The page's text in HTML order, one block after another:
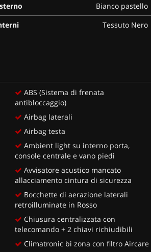
Bianco pastello
Tessuto Nero
ABS (Sistema di frenata
antibloccaggio)
Airbag laterali
Airbag testa
Ambient light su interno porta,
console centrale e vano piedi
Avvisatore acustico mancato
allacciamento cintura di sicurezza
Bocchette di aerazione laterali
retroilluminate in Rosso
Chiusura centralizzata con
telecomando + 2 chiavi richiudibili
Climatronic bi zona con filtro Aircare